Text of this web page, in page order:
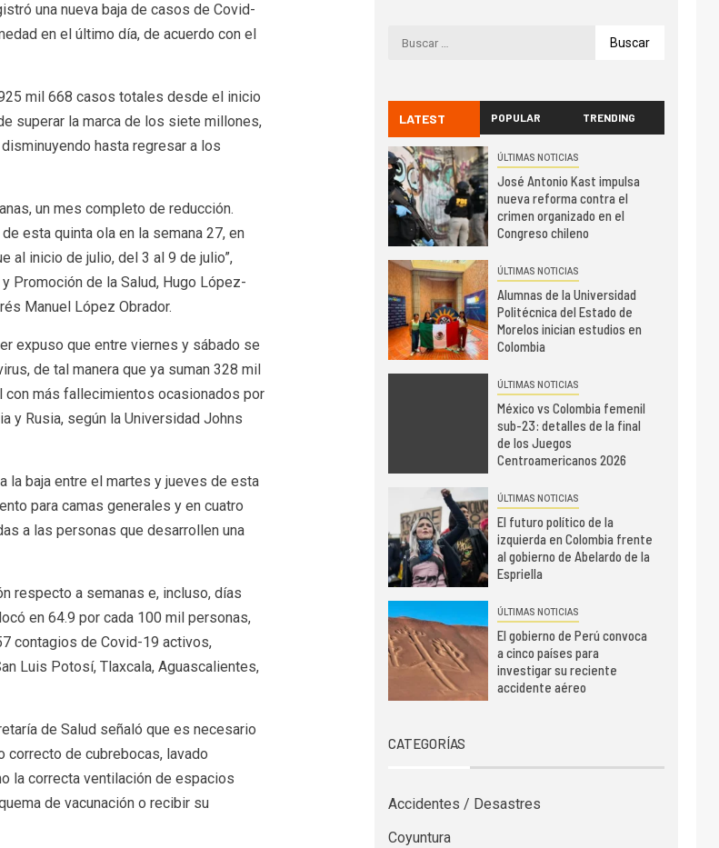
una nueva baja de casos de Covid-
en el último día, de acuerdo con el
mil 668 casos totales desde el inicio
superar la marca de los siete millones,
hasta regresar a los
un mes completo de reducción.
esta quinta ola en la semana 27, en
al inicio de julio, del 3 al 9 de julio”,
Promoción de la Salud, Hugo López-
Manuel López Obrador.
expuso que entre viernes y sábado se
de tal manera que ya suman 328 mil
con más fallecimientos ocasionados por
y Rusia, según la Universidad Johns
la baja entre el martes y jueves de esta
para camas generales y en cuatro
a las personas que desarrollen una
respecto a semanas e, incluso, días
en 64.9 por cada 100 mil personas,
contagios de Covid-19 activos,
Luis Potosí, Tlaxcala, Aguascalientes,
de Salud señaló que es necesario
correcto de cubrebocas, lavado
la correcta ventilación de espacios
de vacunación o recibir su
LATEST POPULAR TRENDING
ÚLTIMAS NOTICIAS
José Antonio Kast impulsa
nueva reforma contra el
crimen organizado en el
Congreso chileno
ÚLTIMAS NOTICIAS
Alumnas de la Universidad
Politécnica del Estado de
Morelos inician estudios en
Colombia
ÚLTIMAS NOTICIAS
México vs Colombia femenil
sub-23: detalles de la final
de los Juegos
Centroamericanos 2026
ÚLTIMAS NOTICIAS
El futuro político de la
izquierda en Colombia frente
al gobierno de Abelardo de la
Espriella
ÚLTIMAS NOTICIAS
El gobierno de Perú convoca
a cinco países para
investigar su reciente
accidente aéreo
CATEGORÍAS
Accidentes / Desastres
Coyuntura